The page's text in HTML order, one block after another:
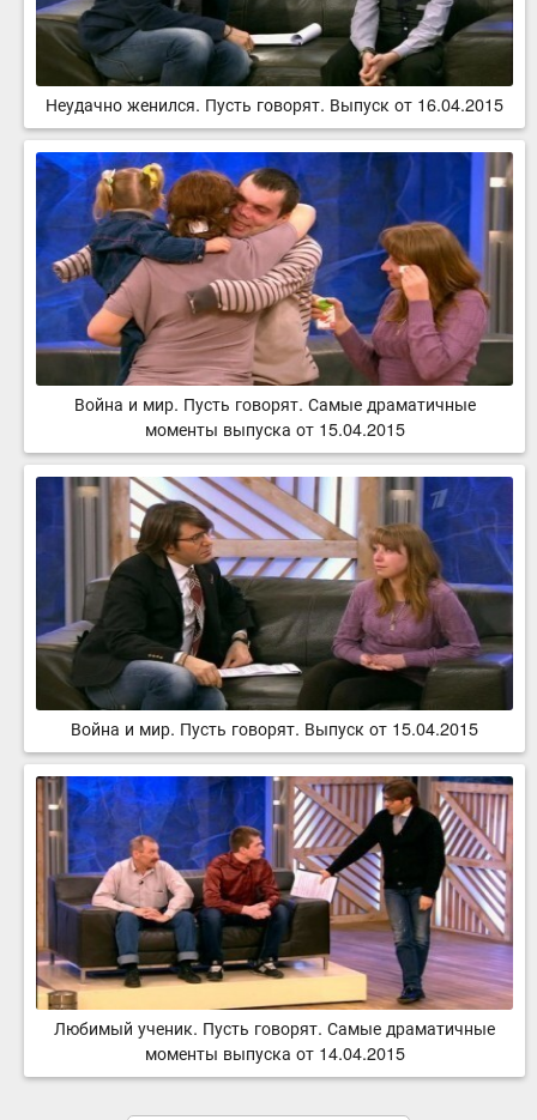
Неудачно женился. Пусть говорят. Выпуск от 16.04.2015
Война и мир. Пусть говорят. Самые драматичные
моменты выпуска от 15.04.2015
Война и мир. Пусть говорят. Выпуск от 15.04.2015
Любимый ученик. Пусть говорят. Самые драматичные
моменты выпуска от 14.04.2015